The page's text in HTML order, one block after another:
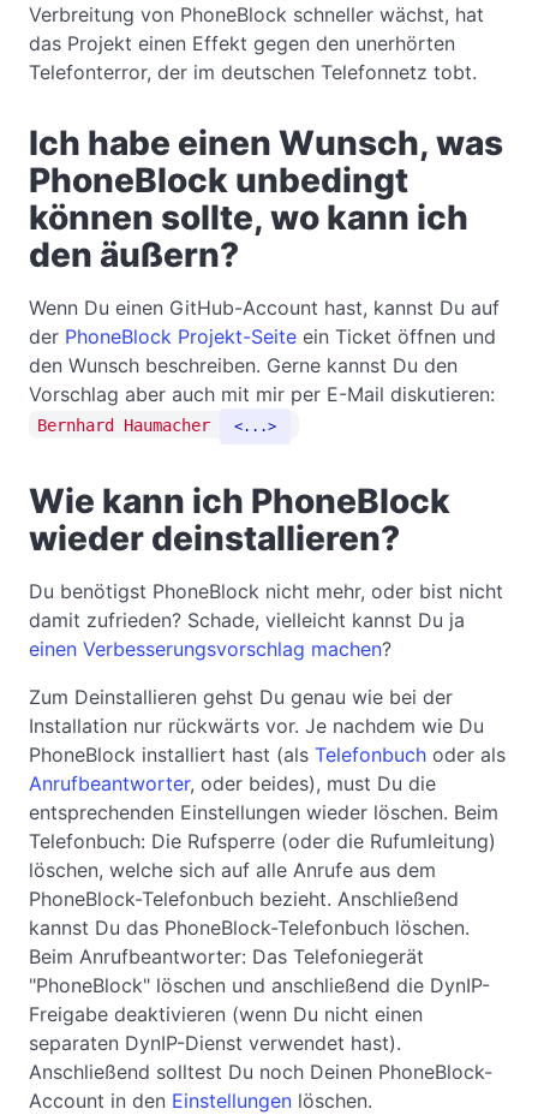
Verbreitung von PhoneBlock schneller wächst, hat
das Projekt einen Effekt gegen den unerhörten
Telefonterror, der im deutschen Telefonnetz tobt.
Ich habe einen Wunsch, was
PhoneBlock unbedingt
können sollte, wo kann ich
den äußern?
Wenn Du einen GitHub-Account hast, kannst Du auf
der PhoneBlock Projekt-Seite ein Ticket öffnen und
den Wunsch beschreiben. Gerne kannst Du den
Vorschlag aber auch mit mir per E-Mail diskutieren:
Bernhard Haumacher ...
Wie kann ich PhoneBlock
wieder deinstallieren?
Du benötigst PhoneBlock nicht mehr, oder bist nicht
damit zufrieden? Schade, vielleicht kannst Du ja
einen Verbesserungsvorschlag machen?
Zum Deinstallieren gehst Du genau wie bei der
Installation nur rückwärts vor. Je nachdem wie Du
PhoneBlock installiert hast (als Telefonbuch oder als
Anrufbeantworter, oder beides), must Du die
entsprechenden Einstellungen wieder löschen. Beim
Telefonbuch: Die Rufsperre (oder die Rufumleitung)
löschen, welche sich auf alle Anrufe aus dem
PhoneBlock-Telefonbuch bezieht. Anschließend
kannst Du das PhoneBlock-Telefonbuch löschen.
Beim Anrufbeantworter: Das Telefoniegerät
"PhoneBlock" löschen und anschließend die DynIP-
Freigabe deaktivieren (wenn Du nicht einen
separaten DynIP-Dienst verwendet hast).
Anschließend solltest Du noch Deinen PhoneBlock-
Account in den Einstellungen löschen.